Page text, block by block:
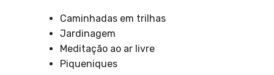
Caminhadas em trilhas
Jardinagem
Meditação ao ar livre
Piqueniques